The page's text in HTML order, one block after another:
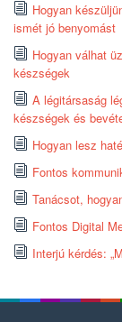
Hogyan
ismét jó benyomást
Hogyan válhat
készségek
A légitársaság
készségek és
Hogyan lesz
Fontos
Tanácsot,
Fontos Digital
Interjú kérdés: